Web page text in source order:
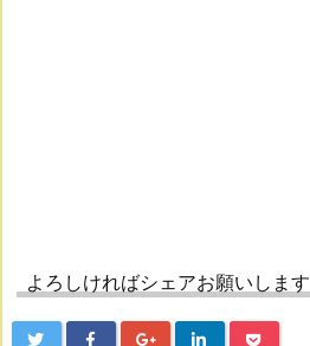
よろしければシェアお願いします